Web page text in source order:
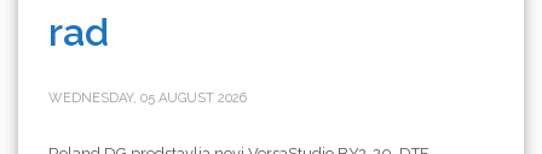
rad
WEDNESDAY, 05 AUGUST 2026